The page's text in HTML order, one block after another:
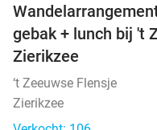
gebak + lunch bij 't
Zierikzee
‘t Zeeuwse Flensje
Zierikzee